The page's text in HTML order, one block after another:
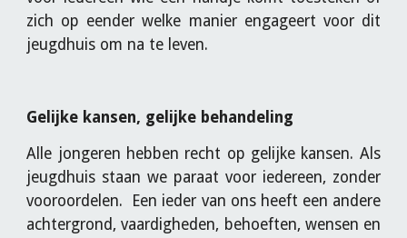
zich op eender welke manier engageert voor dit
jeugdhuis om na te leven.
Gelijke kansen, gelijke behandeling
Alle jongeren hebben recht op gelijke kansen. Als
jeugdhuis staan we paraat voor iedereen, zonder
vooroordelen. Een ieder van ons heeft een andere
achtergrond, vaardigheden, behoeften, wensen en